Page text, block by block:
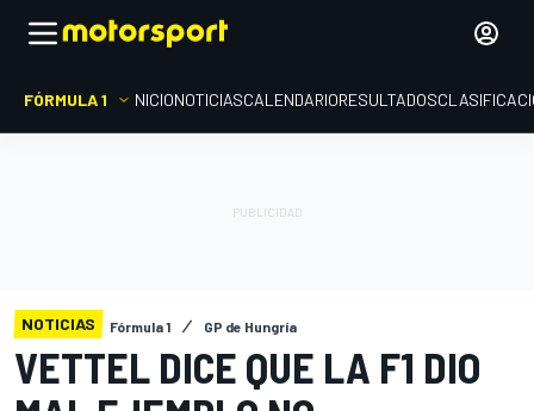
FÓRMULA 1 INICIONOTICIASCALENDARIORESULTADOS
NOTICIAS Fórmula 1 GP de Hungría
VETTEL DICE QUE LA F1 DIO